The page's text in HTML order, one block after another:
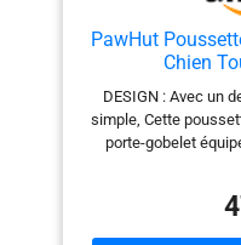
PawHut
Chien
DESIGN : Avec un
simple, Cette
porte-gobelet
SÉCURITÉ : Avec 2
roues arrières
stationnement facile